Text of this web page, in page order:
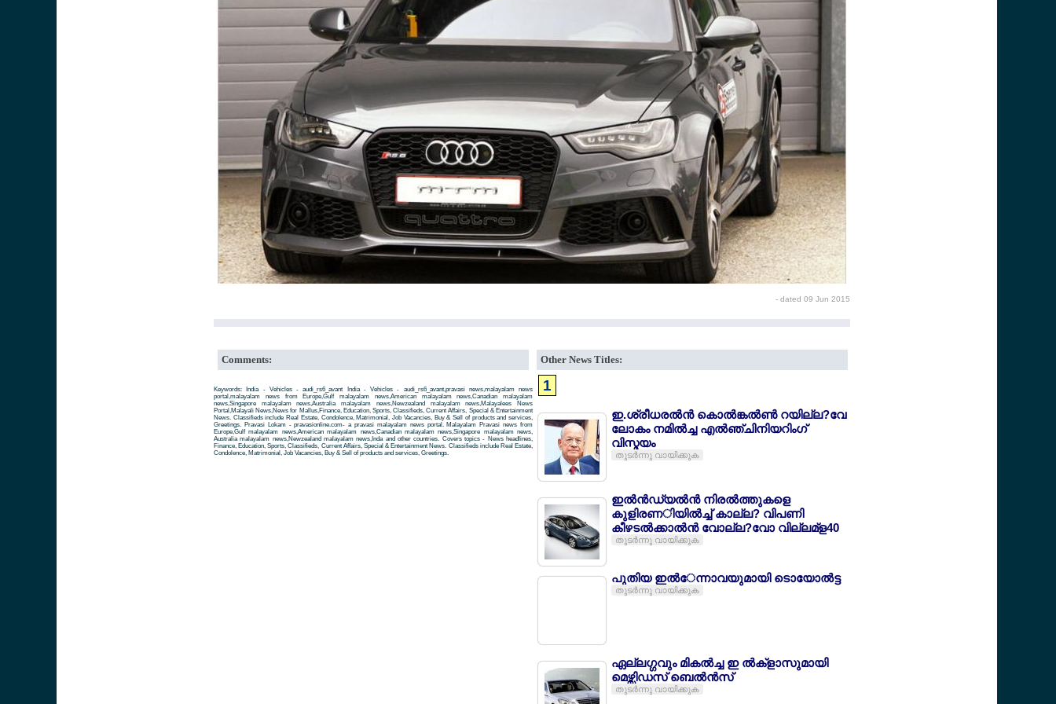
- dated 09 Jun 2015
Comments:
Keywords: India - Vehicles - audi_rs6_avant India - Vehicles - audi_rs6_avant,pravasi news,malayalam news
portal,malayalam news from Europe,Gulf malayalam news,American malayalam news,Canadian malayalam
news,Singapore malayalam news,Australia malayalam news,Newzealand malayalam news,Malayalees News
Portal,Malayali News,News for Mallus,Finance, Education, Sports, Classifieds, Current Affairs, Special & Entertainment
News. Classifieds include Real Estate, Condolence, Matrimonial, Job Vacancies, Buy & Sell of products and services,
Greetings. Pravasi Lokam - pravasionline.com- a pravasi malayalam news portal. Malayalam Pravasi news from
Europe,Gulf malayalam news,American malayalam news,Canadian malayalam news,Singapore malayalam news,
Australia malayalam news,Newzealand malayalam news,Inda and other countries. Covers topics - News headlines,
Finance, Education, Sports, Classifieds, Current Affairs, Special & Entertainment News. Classifieds include Real Estate,
Condolence, Matrimonial, Job Vacancies, Buy & Sell of products and services, Greetings.
Other News Titles:
1
ഇ.ശ്രീധരല്‍ന്‍ കൊല്‍ങ്കല്‍ണ്‍ റയില്ല?വേ
ലോകം നമില്‍ച്ച എല്‍ഞ്ചിനിയറിംഗ്
വിസ്മയം
തുടര്‍ന്നു വായിക്കുക
ഇല്‍ന്‍ഡ്യല്‍ന്‍ നിരല്‍ത്തുകളെ
കുളിരണിയില്‍ച്ച് കാല്ല? വിപണി
കീഴടല്‍ക്കാല്‍ന്‍ വോല്ല?വോ വില്ലമ്ള40
തുടര്‍ന്നു വായിക്കുക
പുതിയ ഇല്‍േന്നാവയുമായി ടൊയോല്‍ട്ട
തുടര്‍ന്നു വായിക്കുക
ഏല്ലഗ്ഗവും മികല്‍ച്ച ഇ ല്‍ക്ളാസുമായി
മെഴ്സിഡസ് ബെല്‍ന്‍സ്
തുടര്‍ന്നു വായിക്കുക